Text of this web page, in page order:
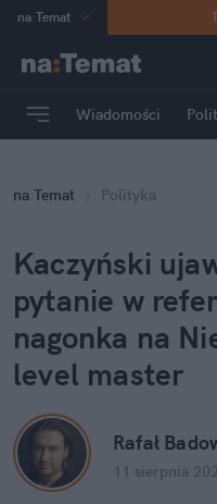
na:Temat
Poland
mama
Rozrywka
Wiadomości
na:Temat Polityka
Kaczyński
pytanie w
nagonka na
level master
Rafał
11 sierpnia